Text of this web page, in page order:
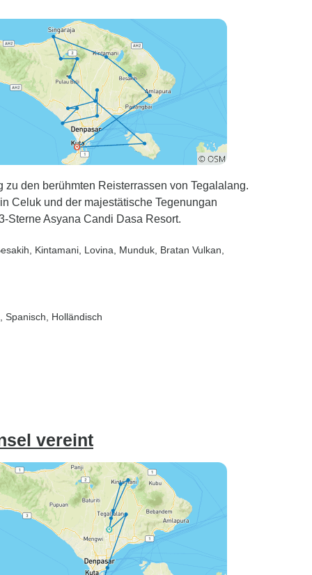
den berühmten Reisterrassen von Tegalalang.
Celuk und der majestätische Tegenungan
Sterne Asyana Candi Dasa Resort.
, Kintamani , Lovina , Munduk , Bratan Vulkan
Spanisch, Holländisch
vereint